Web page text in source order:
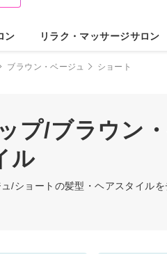
ン リラク・マッサージサロン
ブラウン・ベージュ ショート
プ/ブラウン
ル
/ショートの髪型・ヘアスタイル